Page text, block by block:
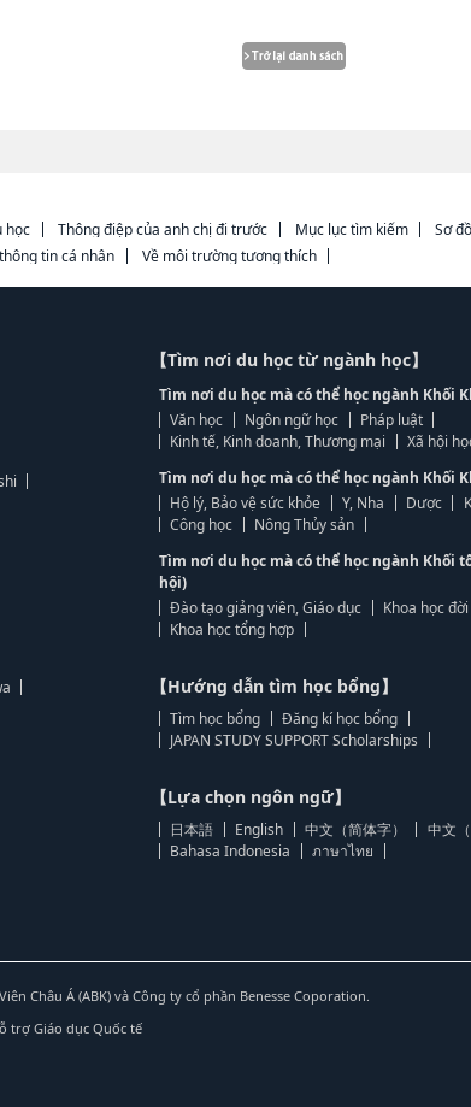
học Thông điệp của anh chị đi trước Mục lục tìm kiếm
Sơ
tin cá nhân Về môi trường tương thích
【Tìm nơi du học từ ngành học】
Tìm nơi du học mà có thể học ngành Khối
Văn học
Ngôn ngữ học
Pháp luật
Kinh tế, Kinh doanh, Thương mại
Xã hội
Tìm nơi du học mà có thể học ngành Khối
Hộ lý, Bảo vệ sức khỏe
Y, Nha Dược
Công học
Nông Thủy sản
Tìm nơi du học mà có thể học ngành Khối
hội)
Đào tạo giảng viên, Giáo dục
Khoa học
Khoa học tổng hợp
【Hướng dẫn tìm học bổng】
Tìm học bổng
Đăng kí học bổng
JAPAN STUDY SUPPORT Scholarships
【Lựa chọn ngôn ngữ】
日本語 English 中文（简体字） 中文
Bahasa Indonesia
ภาษาไทย
Châu Á (ABK) và Công ty cổ phần Benesse Coporation.
trợ Giáo dục Quốc tế